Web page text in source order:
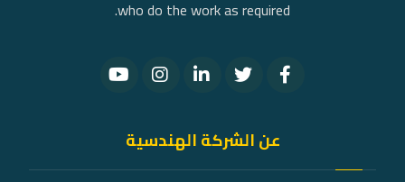
who do the work as required.
عن الشركة الهندسية